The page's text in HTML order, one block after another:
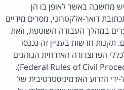
מחשבה באשר לאופן בו הן
דואר-אלקטרוני, מסרים מידיים
במהלך העבודה השוטפת, וזאת
תקנות חדשות בעניין זה נכנסו
כתיקון ללכללי הפרוצדורה האזרחית הנוהגים
בבתי המשפט הפדרליים (Federal Rules of Civil Procedure).
הזרוע האדמיניסטרטיבית של